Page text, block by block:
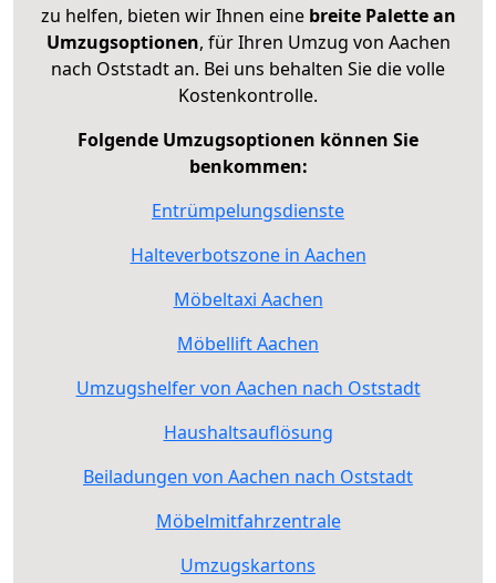
zu helfen, bieten wir Ihnen eine breite Palette an
Umzugsoptionen, für Ihren Umzug von Aachen
nach Oststadt an. Bei uns behalten Sie die volle
Kostenkontrolle.
Folgende Umzugsoptionen können Sie
benkommen:
Entrümpelungsdienste
Halteverbotszone in Aachen
Möbeltaxi Aachen
Möbellift Aachen
Umzugshelfer von Aachen nach Oststadt
Haushaltsauflösung
Beiladungen von Aachen nach Oststadt
Möbelmitfahrzentrale
Umzugskartons